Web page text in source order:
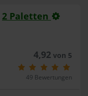
2 Paletten
4,92von 5
49 Bewertungen